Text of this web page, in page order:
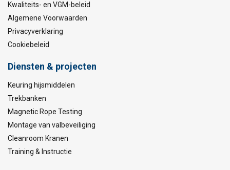
Kwaliteits- en VGM-beleid
Algemene Voorwaarden
Privacyverklaring
Cookiebeleid
Diensten & projecten
Keuring hijsmiddelen
Trekbanken
Magnetic Rope Testing
Montage van valbeveiliging
Cleanroom Kranen
Training & Instructie